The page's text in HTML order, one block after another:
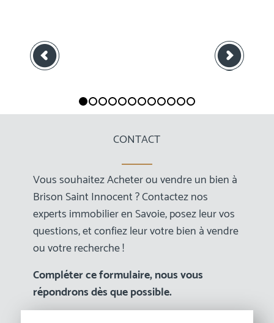
1 2 3 4 5 6 7 8 9 1011 12
CONTACT
Vous souhaitez Acheter ou vendre un bien à
Brison Saint Innocent ? Contactez nos
experts immobilier en Savoie, posez leur vos
questions, et confiez leur votre bien à vendre
ou votre recherche !
Compléter ce formulaire, nous vous
répondrons dès que possible.